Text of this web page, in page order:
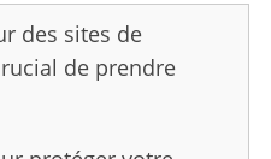
des sites de
de prendre